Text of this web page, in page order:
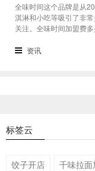
全味时间这个品牌是从
淇淋和小吃等吸引了非
关注。全味时间加盟费
和县级城市的标准都会
资讯
标签云
饺子开店 千味拉面